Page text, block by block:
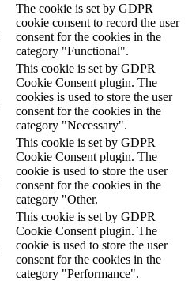
The cookie is set by GDPR
cookie consent to record the user
consent for the cookies in the
category "Functional".
This cookie is set by GDPR
Cookie Consent plugin. The
cookies is used to store the user
consent for the cookies in the
category "Necessary".
This cookie is set by GDPR
Cookie Consent plugin. The
cookie is used to store the user
consent for the cookies in the
category "Other.
This cookie is set by GDPR
Cookie Consent plugin. The
cookie is used to store the user
consent for the cookies in the
category "Performance".